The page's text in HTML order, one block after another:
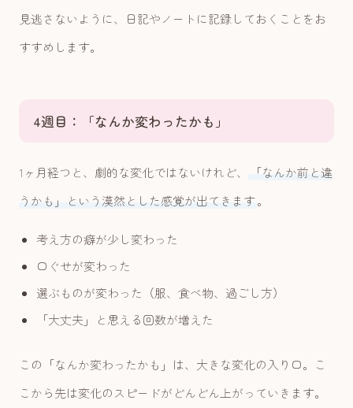
見逃さないように、日記やノートに記録しておくことをお
すすめします。
4週目：「なんか変わったかも」
1ヶ月経つと、劇的な変化ではないけれど、
「なんか前と違
うかも」という漠然とした感覚が出てきます。
考え方の癖が少し変わった
口ぐせが変わった
選ぶものが変わった（服、食べ物、過ごし方）
「大丈夫」と思える回数が増えた
この「なんか変わったかも」は、大きな変化の入り口。こ
こから先は変化のスピードがどんどん上がっていきます。